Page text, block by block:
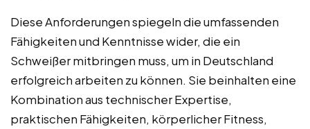
Diese Anforderungen spiegeln die umfassenden
Fähigkeiten und Kenntnisse wider, die ein
Schweißer mitbringen muss, um in Deutschland
erfolgreich arbeiten zu können. Sie beinhalten eine
Kombination aus technischer Expertise,
praktischen Fähigkeiten, körperlicher Fitness,